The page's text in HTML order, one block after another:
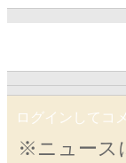
ログインしてコ
※ニュース